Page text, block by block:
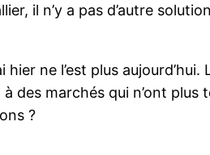
il n’y a pas d’autre
ne l’est plus
marchés qui n’ont plus
?